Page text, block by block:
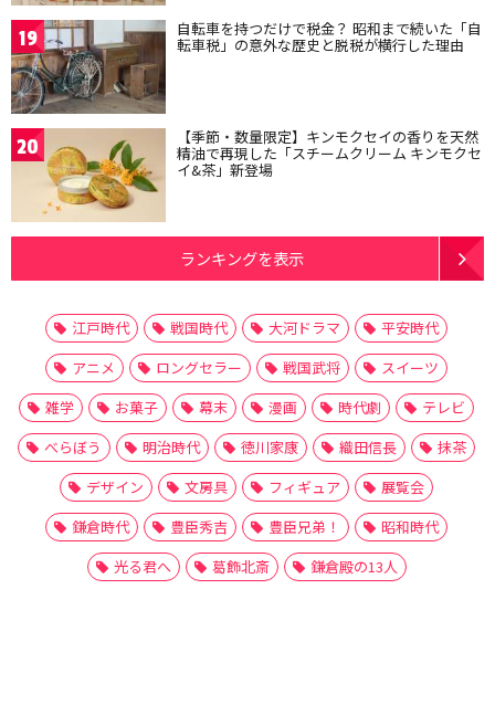
19 自転車を持つだけで税金？ 昭和まで続いた「自
転車税」の意外な歴史と脱税が横行した理由
20 【季節・数量限定】キンモクセイの香りを天然
精油で再現した「スチームクリーム キンモクセ
イ&茶」新登場
ランキングを表示
江戸時代 戦国時代 大河ドラマ
平安時代
アニメ
ロングセラー 戦国武将
スイーツ
雑学
お菓子 幕末 漫画 時代劇
テレビ
べらぼう
明治時代 徳川家康 織田信長
抹茶
デザイン
文房具 フィギュア
展覧会
鎌倉時代
豊臣秀吉 豊臣兄弟！
昭和時代
光る君へ
葛飾北斎 鎌倉殿の13人